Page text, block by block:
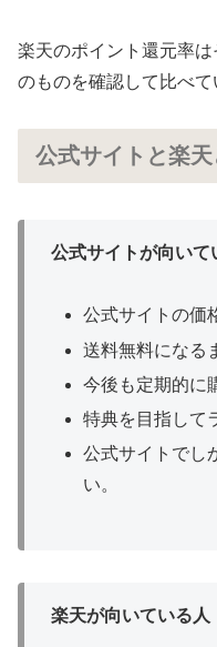
楽天のポイント還元率
のものを確認して比べて
公式サイトと楽
公式サイトが向いて
公式サイトの価
送料無料になる
今後も定期的に
特典を目指して
公式サイトでし
い。
楽天が向いている人